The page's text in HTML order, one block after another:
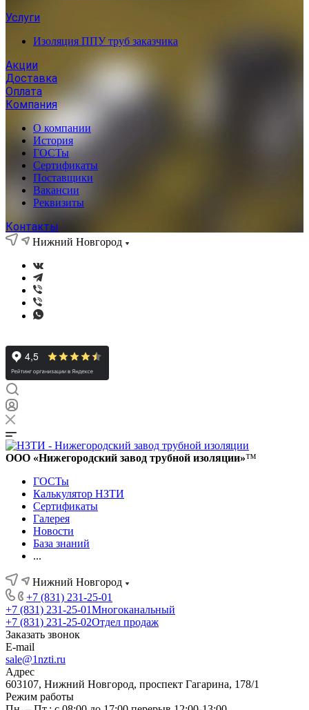
Услуги
Изоляция ППУ труб заказчика
Акции
Доставка
Оплата
Компания
О компании
История
ГОСТы
Сертификаты
Поставщики
Вакансии
Реквизиты
Контакты
Нижний Новгород
ООО «Нижегородский завод трубной изоляции»™
ГОСТы
Калькулятор НЗТИ
Сертификаты
Галерея
Новости
База знаний
...
Нижний Новгород
+7 (831) 231-25-01
+7 (831) 231-25-01Многоканальный
+7 (831) 231-25-02Отдел продаж
Заказать звонок
E-mail
sale@1nzti.ru
Адрес
603107, Нижний Новгород, проспект Гагарина, 178/1
Режим работы